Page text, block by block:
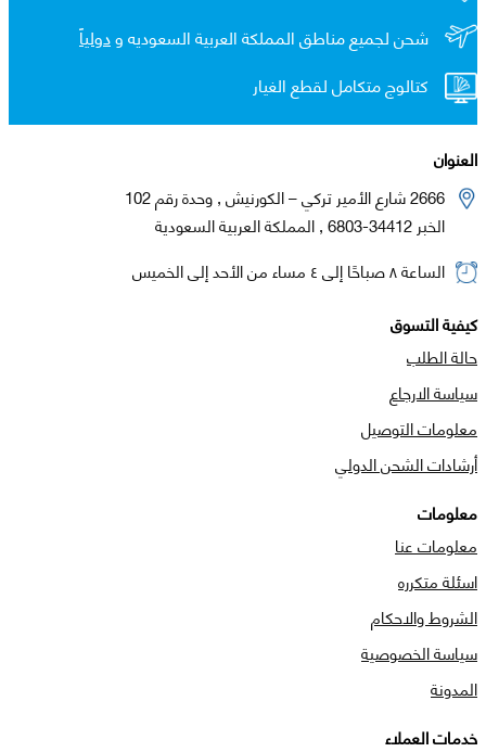
شحن لجميع مناطق المملكة العربية السعوديه ودولياً
كتالوج متكامل لقطع الغيار
العنوان
2666 شارع الأمير تركي – الكورنيش , وحدة رقم 102
الخبر 34412-6803 , المملكة العربية السعودية
الساعة ٨ صباحًا إلى ٤ مساء من الأحد إلى الخميس
كيفية التسوق
حالة الطلب
سياسة الارجاع
معلومات التوصيل
أرشادات الشحن الدولي
معلومات
معلومات عنا
اسئلة متكرره
الشروط والاحكام
سياسة الخصوصية
المدونة
خدمات العملاء